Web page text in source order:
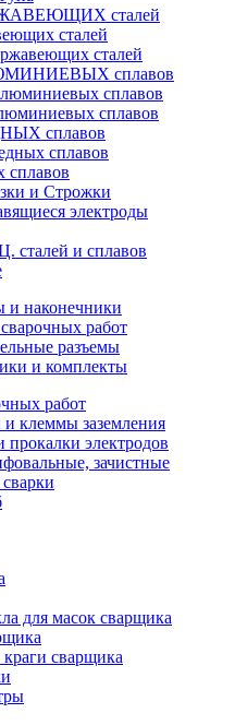
сталей
сталей
сталей
сплавов
сплавов
сплавов
сплавов
сплавов
и Строжки
электроды
сталей и сплавов
и наконечники
работ
разъемы
и комплекты
работ
клеммы заземления
электродов
зачистные
для масок сварщика
сварщика